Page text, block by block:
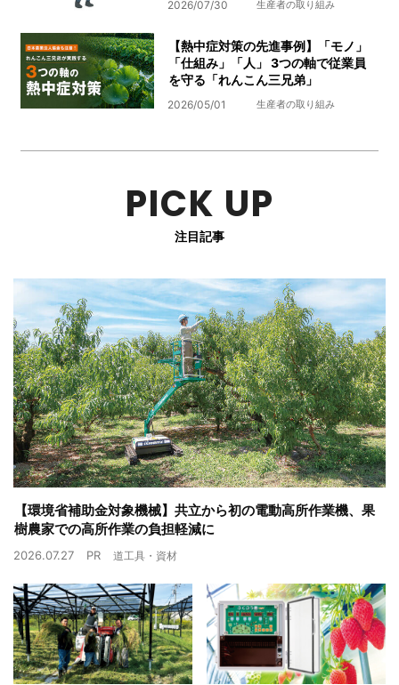
2026/07/30 生産者の取り組み
【熱中症対策の先進事例】「モノ」
「仕組み」「人」 3つの軸で従業員
を守る「れんこん三兄弟」
2026/05/01 生産者の取り組み
PICK UP
注目記事
【環境省補助金対象機械】共立から初の電動高所作業機、果
樹農家での高所作業の負担軽減に
2026.07.27 PR 道工具・資材